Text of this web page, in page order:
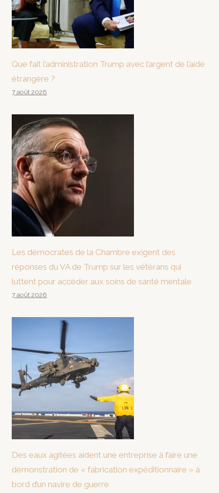
Que fait l’administration Trump avec l’argent de l’aide
étrangère ?
7 août 2026
Les démocrates de la Chambre exigent des
réponses du VA de Trump sur les vétérans qui
luttent pour accéder aux soins de santé mentale
7 août 2026
Des eaux agitées aident une entreprise à faire une
démonstration de « fabrication expéditionnaire » à
bord d’un navire de guerre